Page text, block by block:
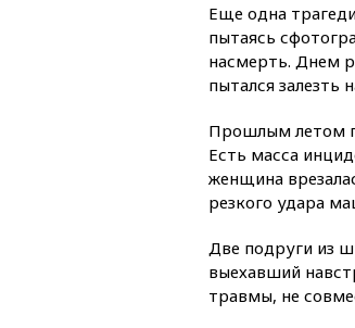
Еще одна
пытаясь
насмерть. Днем
пытался залезть
Прошлым летом
Есть масса
женщина
резкого удара
Две подруги из
выехавший
травмы, не